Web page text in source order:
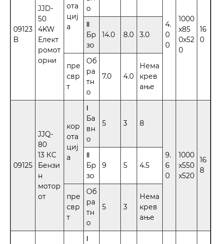
09123
B
JJD-
50
4KW
Елект
ромот
орни
ота
циј
а
о
4.
0
0
1000
x85
0x52
0
16
0
Ⅱ
Бр
зо
14.0 8.0 3.0
пре
свр
т
Об
ра
тн
о
7.0 4.0
Нема
крев
ање
09125
JJQ-
80
13 КС
Бензи
н
мотор
от
кор
ота
циј
а
Ⅰ
Ба
вн
о
5 3 8
9.
6
0
1000
x550
x520
16
8
Ⅱ
Бр
зо
9 5 4.5
пре
свр
т
Об
ра
тн
о
5 3
Нема
крев
ање
Ⅰ